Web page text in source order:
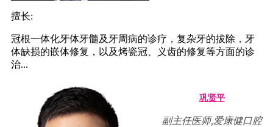
擅长:
冠根一体化牙体牙髓及牙周病的诊疗，复杂牙的拔除，牙
体缺损的嵌体修复，以及烤瓷冠、义齿的修复等方面的诊
治...
巩贤平
副主任医师,爱康健口腔